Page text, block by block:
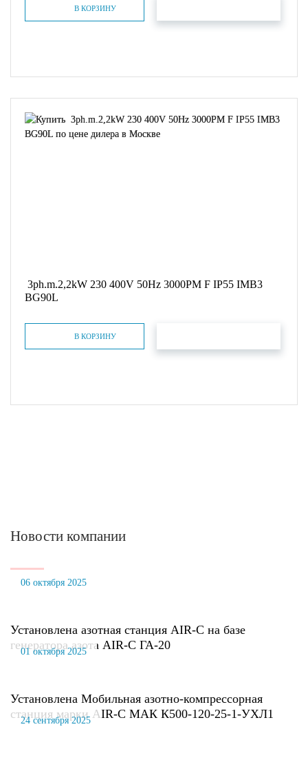
В КОРЗИНУ
3ph.m.2,2kW 230 400V 50Hz 3000PM F IP55 IMB3
BG90L
В КОРЗИНУ
Новости компании
06 октября 2025
Установлена азотная станция AIR-C на базе
генератора азота AIR-C ГА-20
01 октября 2025
Установлена Мобильная азотно-компрессорная
станция марки AIR-C МАК К500-120-25-1-УХЛ1
24 сентября 2025